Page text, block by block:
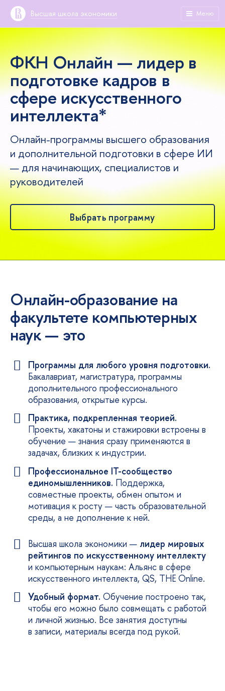
ысшая школа экономики Меню
ФКН Онлайн — лидер
подготовке кадро
сфере искусственного
интеллекта*
Онлайн-программы высшего образования
и дополнительной подготовки в сфере ИИ
— для начинающих, специалистов и
руководителей
ыбрать программу
Онлайн-образование на
факультете компьютерных
наук — это
Программы для любого уровня подготовки.
Бакалавриат, магистратура, программы
дополнительного профессионального
образования, открытые курсы.
Практика, подкрепленная теорией.
Проекты, хакатоны и стажировки встроены
обучение — знания сразу применяются
задачах, близких к индустрии.
Профессиональное IT-сообщество
единомышленников. Поддержка,
совместные проекты, обмен опытом и
мотивация к росту — часть образовательной
среды, а не дополнение к ней.
ысшая школа экономики — лидер мировых
рейтингов по искусственному интеллекту
и компьютерным наукам: Альянс в сфере
искусственного интеллекта, QS, THE Online.
Удобный формат. Обучение построено так,
чтобы его можно было совмещать с работой
и личной жизнью. Все занятия доступны
записи, материалы всегда под рукой.